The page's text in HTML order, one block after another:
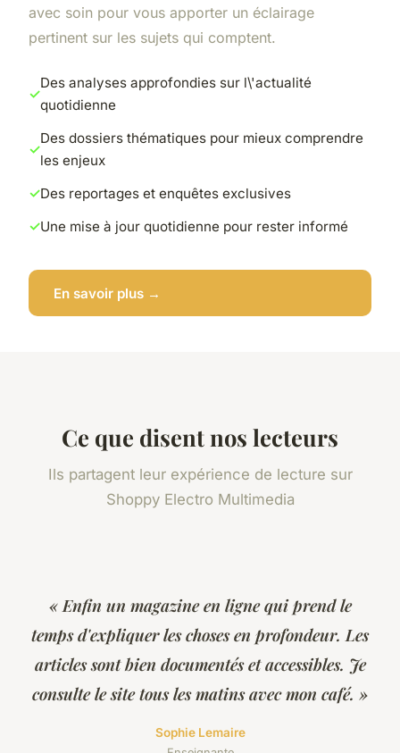
avec soin pour vous apporter un éclairage
pertinent sur les sujets qui comptent.
Des analyses approfondies sur l\'actualité
quotidienne
Des dossiers thématiques pour mieux comprendre
les enjeux
Des reportages et enquêtes exclusives
Une mise à jour quotidienne pour rester informé
En savoir plus →
Ce que disent nos lecteurs
Ils partagent leur expérience de lecture sur
Shoppy Electro Multimedia
« Enfin un magazine en ligne qui prend le
temps d'expliquer les choses en profondeur. Les
articles sont bien documentés et accessibles. Je
consulte le site tous les matins avec mon café. »
Sophie Lemaire